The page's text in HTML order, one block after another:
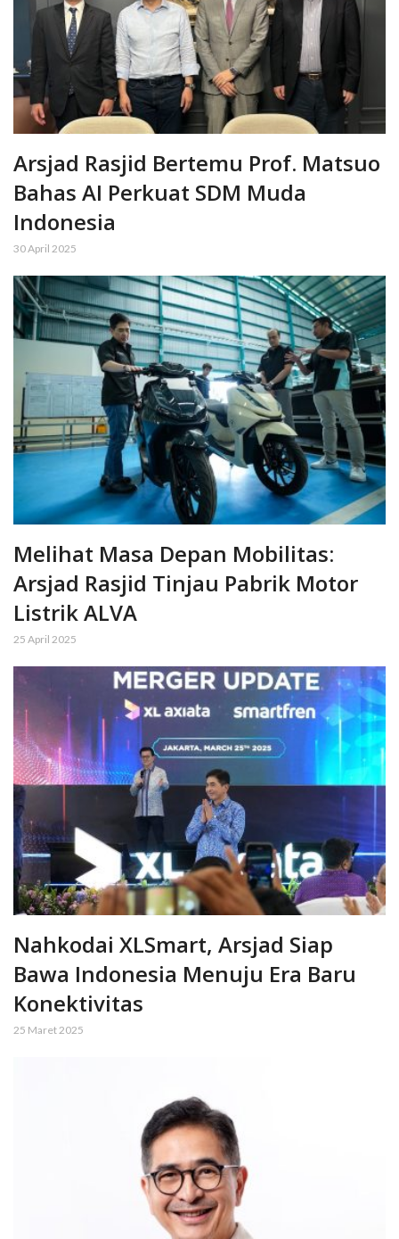
Arsjad Rasjid Bertemu Prof. Matsuo
Bahas AI Perkuat SDM Muda
Indonesia
30 April 2025
Melihat Masa Depan Mobilitas:
Arsjad Rasjid Tinjau Pabrik Motor
Listrik ALVA
25 April 2025
Nahkodai XLSmart, Arsjad Siap
Bawa Indonesia Menuju Era Baru
Konektivitas
25 Maret 2025